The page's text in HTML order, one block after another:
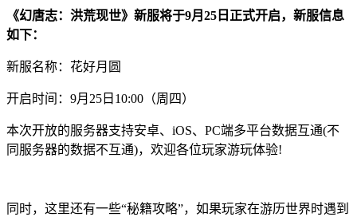
《幻唐志：洪荒现世》新服将于9月25日正式开启，新服信息
如下：
新服名称：花好月圆
开启时间：9月25日10:00（周四）
本次开放的服务器支持安卓、iOS、PC端多平台数据互通(不
同服务器的数据不互通)，欢迎各位玩家游玩体验!
同时，这里还有一些“秘籍攻略”，如果玩家在游历世界时遇到